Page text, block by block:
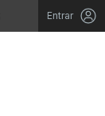
Entrar